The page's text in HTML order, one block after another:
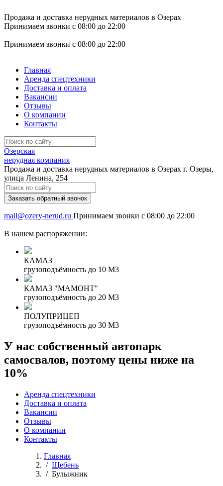
Продажа и доставка нерудных материалов в Озерах
Принимаем звонки с 08:00 до 22:00
Принимаем звонки с 08:00 до 22:00
Главная
Аренда спецтехники
Доставка и оплата
Вакансии
Отзывы
О компании
Контакты
Озерская
нерудная компания
Продажа и доставка нерудных материалов в Озерах г. Озеры,
улица Ленина, 254
Заказать обратный звонок
mail@ozery-nerud.ru Принимаем звонки с 08:00 до 22:00
В нашем распоряжении:
КАМАЗ
грузоподъёмность до 10 М3
КАМАЗ "МАМОНТ"
грузоподъёмность до 20 М3
ПОЛУПРИЦЕП
грузоподъёмность до 30 М3
У нас собственный автопарк
самосвалов, поэтому цены ниже на
10%
Аренда спецтехники
Доставка и оплата
Вакансии
Отзывы
О компании
Контакты
Главная
/ Щебень
/ Булыжник